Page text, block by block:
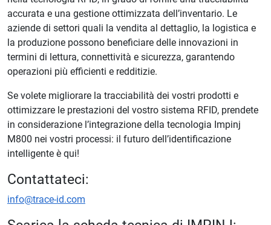
accurata e una gestione ottimizzata dell’inventario. Le
aziende di settori quali la vendita al dettaglio, la logistica e
la produzione possono beneficiare delle innovazioni in
termini di lettura, connettività e sicurezza, garantendo
operazioni più efficienti e redditizie.
Se volete migliorare la tracciabilità dei vostri prodotti e
ottimizzare le prestazioni del vostro sistema RFID, prendete
in considerazione l’integrazione della tecnologia Impinj
M800 nei vostri processi: il futuro dell’identificazione
intelligente è qui!
Contattateci:
info@trace-id.com